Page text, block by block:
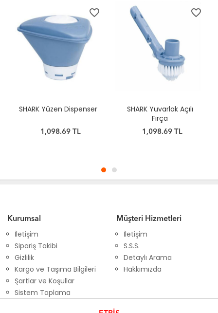
favorite_border
Dispenser
SHARK Yuvarlak Açılı
SHARK
Kurumsal
İletişim
Sipariş Takibi
Gizlilik
Kargo ve Taşıma Bilgileri
Şartlar ve Koşullar
Sistem Toplama
Müşteri Hizmetleri
İletişim
S.S.S.
Detaylı Arama
Hakkımızda